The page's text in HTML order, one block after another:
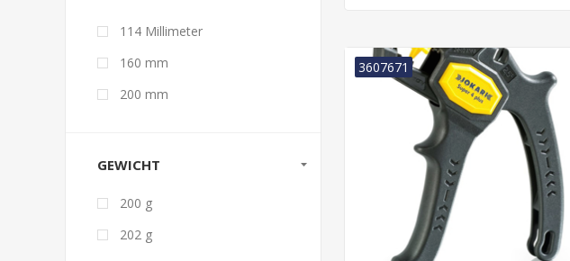
3607671
114 Millimeter
160 mm
200 mm
GEWICHT
200 g
202 g